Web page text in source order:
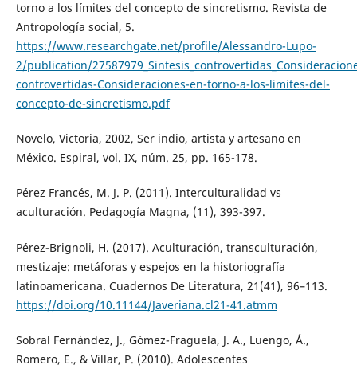
torno a los límites del concepto de sincretismo. Revista de
Antropología social, 5.
https://www.researchgate.net/profile/Alessandro-Lupo-
2/publication/
controvertidas-Consideraciones-en-torno-a-los-limites-del-
concepto-de-sincretismo.pdf
Novelo, Victoria, 2002, Ser indio, artista y artesano en
México. Espiral, vol. IX, núm. 25, pp. 165-178.
Pérez Francés, M. J. P. (2011). Interculturalidad vs
aculturación. Pedagogía Magna, (11), 393-397.
Pérez-Brignoli, H. (2017). Aculturación, transculturación,
mestizaje: metáforas y espejos en la historiografía
latinoamericana. Cuadernos De Literatura, 21(41), 96–113.
https://doi.org/10.11144/Javeriana.cl21-41.atmm
Sobral Fernández, J., Gómez-Fraguela, J. A., Luengo, Á.,
Romero, E., & Villar, P. (2010). Adolescentes